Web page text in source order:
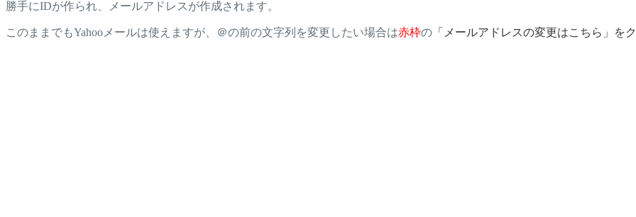
勝手にIDが作られ、メールアドレスが作成されます。
このままでもYahooメールは使えますが、＠の前の文字列を変更したい場合は赤枠の 「メールアドレスの変更はこちら」を